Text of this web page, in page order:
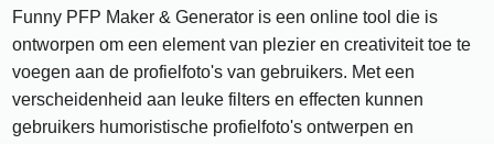
Funny PFP Maker & Generator is een online tool die is
ontworpen om een ​​element van plezier en creativiteit toe te
voegen aan de profielfoto's van gebruikers. Met een
verscheidenheid aan leuke filters en effecten kunnen
gebruikers humoristische profielfoto's ontwerpen en